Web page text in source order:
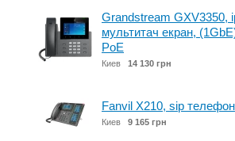
Grandstream GXV3350,
мультитач екран,
PoE
Киев 14 130 грн
Fanvil Х210, sip
Киев 9 165 грн